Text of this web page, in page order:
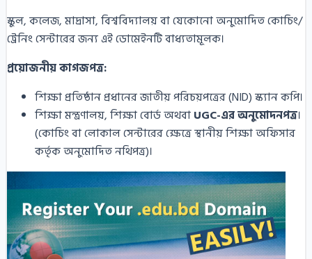
স্কুল, কলেজ, মাদ্রাসা, বিশ্ববিদ্যালয় বা যেকোনো অনুমোদিত কোচিং/
ট্রেনিং সেন্টারের জন্য এই ডোমেইনটি বাধ্যতামূলক।
প্রয়োজনীয় কাগজপত্র:
শিক্ষা প্রতিষ্ঠান প্রধানের জাতীয় পরিচয়পত্রের (NID) স্ক্যান কপি।
শিক্ষা মন্ত্রণালয়, শিক্ষা বোর্ড অথবাUGC-এর অনুমোদনপত্র।
(কোচিং বা লোকাল সেন্টারের ক্ষেত্রে স্থানীয় শিক্ষা অফিসার
কর্তৃক অনুমোদিত নথিপত্র)।